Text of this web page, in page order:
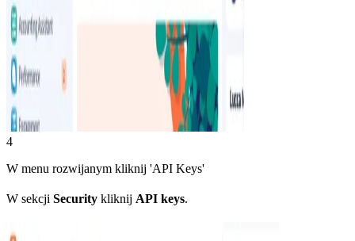
4
W menu rozwijanym kliknij 'API Keys'
W sekcji Security kliknij API keys.